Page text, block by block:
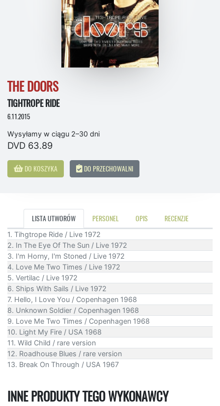
THE DOORS
TIGHTROPE RIDE
6.11.2015
Wysyłamy w ciągu 2–30 dni
DVD 63.89
DO KOSZYKA DO PRZECHOWALNI
LISTA UTWORÓW PERSONEL OPIS RECENZJE
1. Tihgtrope Ride / Live 1972
2. In The Eye Of The Sun / Live 1972
3. I'm Horny, I'm Stoned / Live 1972
4. Love Me Two Times / Live 1972
5. Vertilac / Live 1972
6. Ships With Sails / Live 1972
7. Hello, I Love You / Copenhagen 1968
8. Unknown Soldier / Copenhagen 1968
9. Love Me Two Times / Copenhagen 1968
10. Light My Fire / USA 1968
11. Wild Child / rare version
12. Roadhouse Blues / rare version
13. Break On Through / USA 1967
INNE PRODUKTY TEGO WYKONAWCY